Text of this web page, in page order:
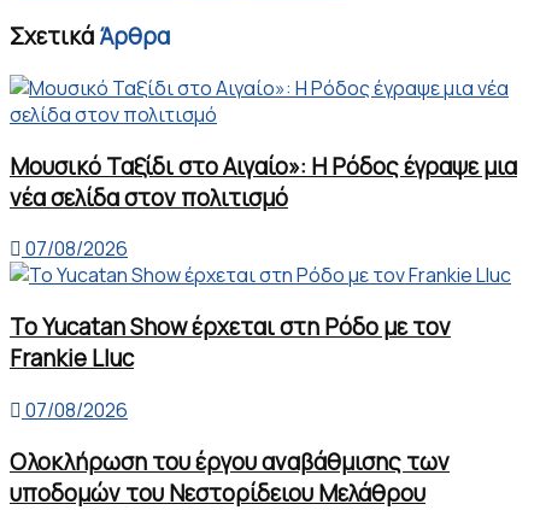
ΣχετικάΆρθρα
Μουσικό Ταξίδι στο Αιγαίο»: Η Ρόδος έγραψε μια
νέα σελίδα στον πολιτισμό
07/08/2026
Το Yucatan Show έρχεται στη Ρόδο με τον
Frankie Lluc
07/08/2026
Ολοκλήρωση του έργου αναβάθμισης των
υποδομών του Νεστορίδειου Μελάθρου